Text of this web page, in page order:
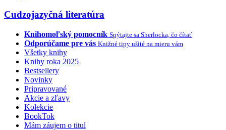
Cudzojazyčná literatúra
Knihomoľský pomocník Spýtajte sa Sherlocka, čo čítať
Odporúčame pre vás Knižné tipy ušité na mieru vám
Všetky knihy
Knihy roka 2025
Bestsellery
Novinky
Pripravované
Akcie a zľavy
Kolekcie
BookTok
Mám záujem o titul